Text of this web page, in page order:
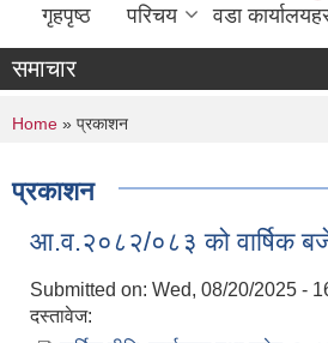
गृहपृष्ठ परिचय वडा
समाचार
You are here
Home » प्रकाशन
प्रकाशन
आ.व.२०८२/०८३ को वार्षिक
Submitted on: Wed, 08/20/2025 -
दस्तावेज: